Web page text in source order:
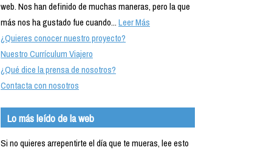
web. Nos han definido de muchas maneras, pero la que
más nos ha gustado fue cuando...Leer Más
¿Quieres conocer nuestro proyecto?
Nuestro Currículum Viajero
¿Qué dice la prensa de nosotros?
Contacta con nosotros
Lo más leído de la web
Si no quieres arrepentirte el día que te mueras, lee esto